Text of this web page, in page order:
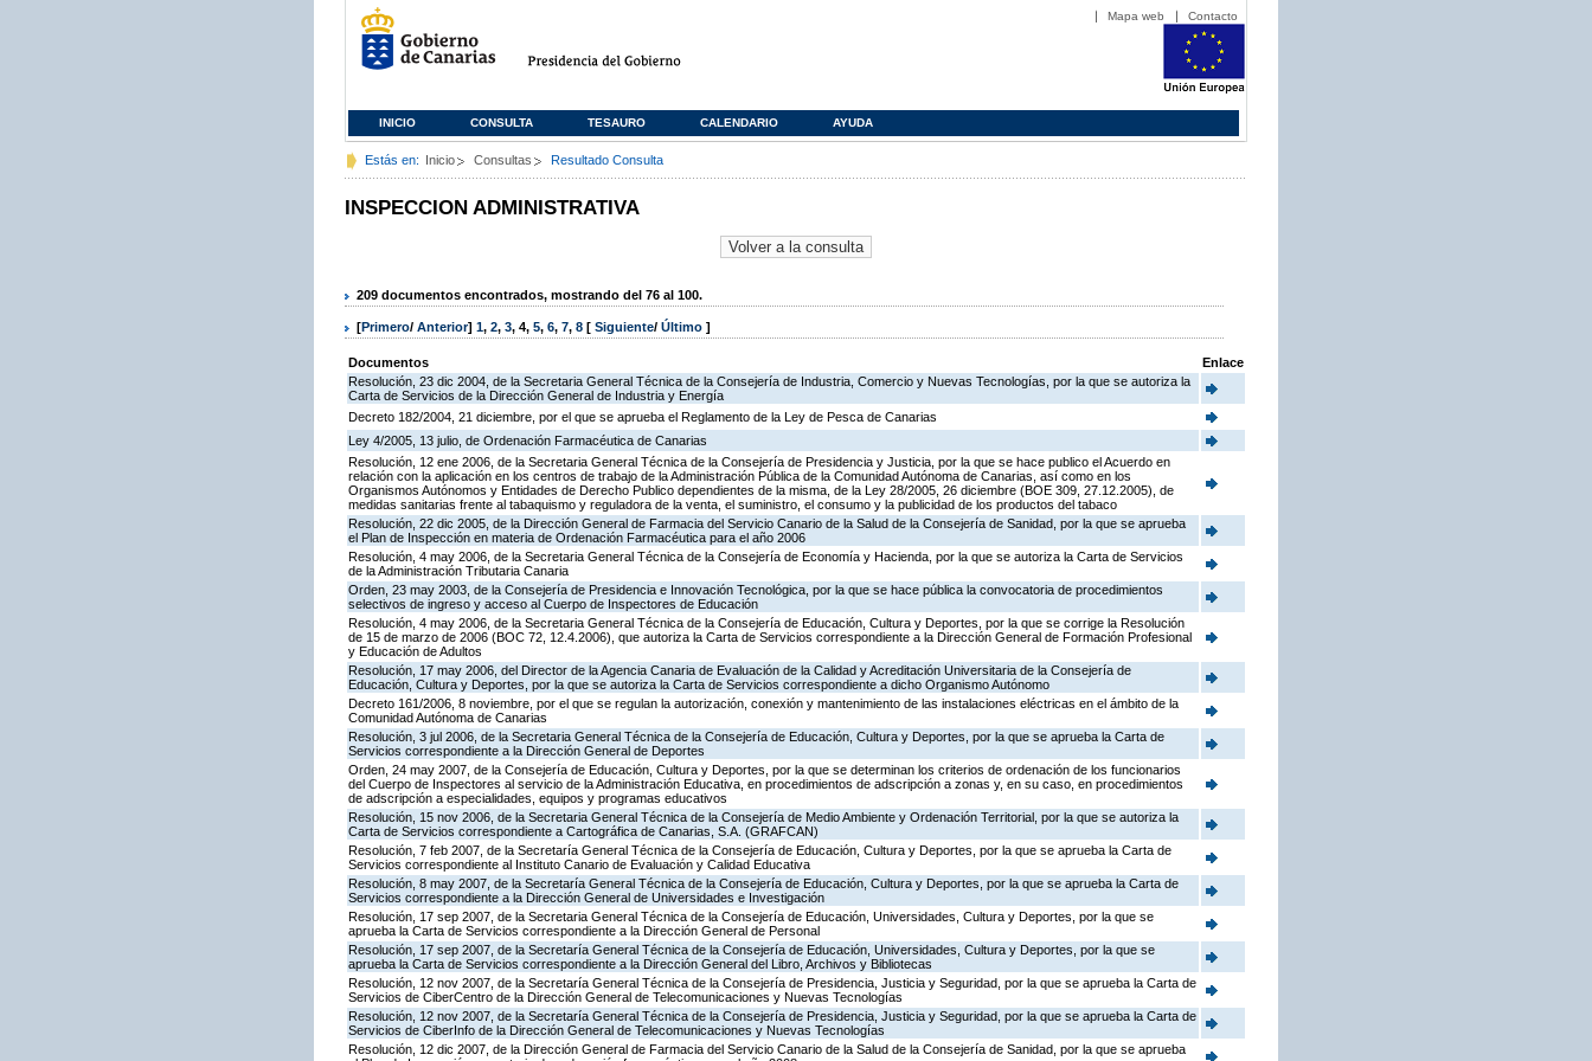
Mapa web Contacto
INICIO CONSULTA TESAURO CALENDARIO AYUDA
Estás en: Inicio Consultas Resultado Consulta
INSPECCION ADMINISTRATIVA
209 documentos encontrados, mostrando del 76 al 100.
[Primero/ Anterior] 1, 2, 3, 4, 5, 6, 7, 8 [ Siguiente/ Último ]
Documentos
Enlace
Resolución, 23 dic 2004, de la Secretaria General Técnica de la Consejería de Industria, Comercio y Nuevas Tecnologías, por la que se autoriza la
Carta de Servicios de la Dirección General de Industria y Energía
Decreto 182/2004, 21 diciembre, por el que se aprueba el Reglamento de la Ley de Pesca de Canarias
Ley 4/2005, 13 julio, de Ordenación Farmacéutica de Canarias
Resolución, 12 ene 2006, de la Secretaria General Técnica de la Consejería de Presidencia y Justicia, por la que se hace publico el Acuerdo en
relación con la aplicación en los centros de trabajo de la Administración Pública de la Comunidad Autónoma de Canarias, así como en los
Organismos Autónomos y Entidades de Derecho Publico dependientes de la misma, de la Ley 28/2005, 26 diciembre (BOE 309, 27.12.2005), de
medidas sanitarias frente al tabaquismo y reguladora de la venta, el suministro, el consumo y la publicidad de los productos del tabaco
Resolución, 22 dic 2005, de la Dirección General de Farmacia del Servicio Canario de la Salud de la Consejería de Sanidad, por la que se aprueba
el Plan de Inspección en materia de Ordenación Farmacéutica para el año 2006
Resolución, 4 may 2006, de la Secretaria General Técnica de la Consejería de Economía y Hacienda, por la que se autoriza la Carta de Servicios
de la Administración Tributaria Canaria
Orden, 23 may 2003, de la Consejería de Presidencia e Innovación Tecnológica, por la que se hace pública la convocatoria de procedimientos
selectivos de ingreso y acceso al Cuerpo de Inspectores de Educación
Resolución, 4 may 2006, de la Secretaria General Técnica de la Consejería de Educación, Cultura y Deportes, por la que se corrige la Resolución
de 15 de marzo de 2006 (BOC 72, 12.4.2006), que autoriza la Carta de Servicios correspondiente a la Dirección General de Formación Profesional
y Educación de Adultos
Resolución, 17 may 2006, del Director de la Agencia Canaria de Evaluación de la Calidad y Acreditación Universitaria de la Consejería de
Educación, Cultura y Deportes, por la que se autoriza la Carta de Servicios correspondiente a dicho Organismo Autónomo
Decreto 161/2006, 8 noviembre, por el que se regulan la autorización, conexión y mantenimiento de las instalaciones eléctricas en el ámbito de la
Comunidad Autónoma de Canarias
Resolución, 3 jul 2006, de la Secretaria General Técnica de la Consejería de Educación, Cultura y Deportes, por la que se aprueba la Carta de
Servicios correspondiente a la Dirección General de Deportes
Orden, 24 may 2007, de la Consejería de Educación, Cultura y Deportes, por la que se determinan los criterios de ordenación de los funcionarios
del Cuerpo de Inspectores al servicio de la Administración Educativa, en procedimientos de adscripción a zonas y, en su caso, en procedimientos
de adscripción a especialidades, equipos y programas educativos
Resolución, 15 nov 2006, de la Secretaria General Técnica de la Consejería de Medio Ambiente y Ordenación Territorial, por la que se autoriza la
Carta de Servicios correspondiente a Cartográfica de Canarias, S.A. (GRAFCAN)
Resolución, 7 feb 2007, de la Secretaría General Técnica de la Consejería de Educación, Cultura y Deportes, por la que se aprueba la Carta de
Servicios correspondiente al Instituto Canario de Evaluación y Calidad Educativa
Resolución, 8 may 2007, de la Secretaría General Técnica de la Consejería de Educación, Cultura y Deportes, por la que se aprueba la Carta de
Servicios correspondiente a la Dirección General de Universidades e Investigación
Resolución, 17 sep 2007, de la Secretaria General Técnica de la Consejería de Educación, Universidades, Cultura y Deportes, por la que se
aprueba la Carta de Servicios correspondiente a la Dirección General de Personal
Resolución, 17 sep 2007, de la Secretaría General Técnica de la Consejería de Educación, Universidades, Cultura y Deportes, por la que se
aprueba la Carta de Servicios correspondiente a la Dirección General del Libro, Archivos y Bibliotecas
Resolución, 12 nov 2007, de la Secretaría General Técnica de la Consejería de Presidencia, Justicia y Seguridad, por la que se aprueba la Carta de
Servicios de CiberCentro de la Dirección General de Telecomunicaciones y Nuevas Tecnologías
Resolución, 12 nov 2007, de la Secretaría General Técnica de la Consejería de Presidencia, Justicia y Seguridad, por la que se aprueba la Carta de
Servicios de CiberInfo de la Dirección General de Telecomunicaciones y Nuevas Tecnologías
Resolución, 12 dic 2007, de la Dirección General de Farmacia del Servicio Canario de la Salud de la Consejería de Sanidad, por la que se aprueba